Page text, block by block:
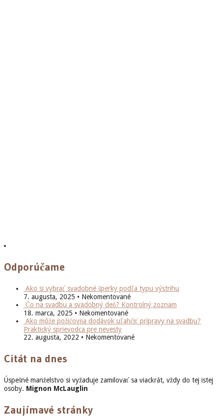
Odporúčame
Ako si vybrať svadobné šperky podľa typu výstrihu
7. augusta, 2025 • Nekomentované
Čo na svadbu a svadobný deň? Kontrolný zoznam
18. marca, 2025 • Nekomentované
Ako môže požičovňa dodávok uľahčiť prípravy na svadbu?
Praktický sprievodca pre nevesty
22. augusta, 2022 • Nekomentované
Citát na dnes
Úspešné manželstvo si vyžaduje zamilovať sa viackrát, vždy do tej istej
osoby. Mignon McLauglin
Zaujímavé stránky